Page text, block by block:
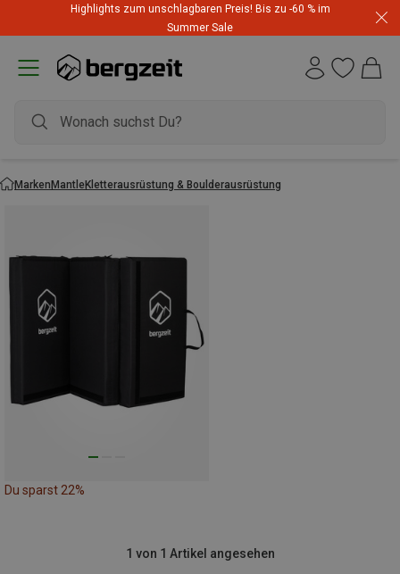
Highlights zum unschlagbaren Preis! Bis zu -60 % im
Summer Sale
MarkenMantleKletterausrüstung & Boulderausrüstung
Du sparst 22%
1 von 1 Artikel angesehen